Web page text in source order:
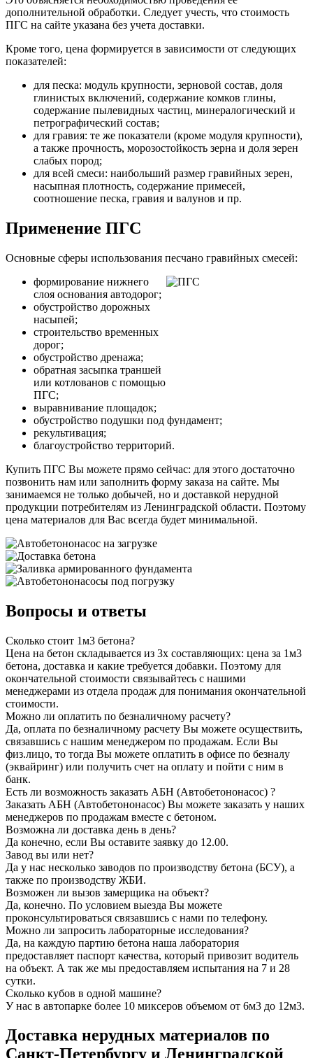
дополнительной обработки. Следует учесть, что стоимость
ПГС на сайте указана без учета доставки.
Кроме того, цена формируется в зависимости от следующих
показателей:
для песка: модуль крупности, зерновой состав, доля
глинистых включений, содержание комков глины,
содержание пылевидных частиц, минералогический и
петрографический состав;
для гравия: те же показатели (кроме модуля крупности),
а также прочность, морозостойкость зерна и доля зерен
слабых пород;
для всей смеси: наибольший размер гравийных зерен,
насыпная плотность, содержание примесей,
соотношение песка, гравия и валунов и пр.
Применение ПГС
Основные сферы использования песчано гравийных смесей:
формирование нижнего
слоя основания автодорог;
обустройство дорожных
насыпей;
строительство временных
дорог;
обустройство дренажа;
обратная засыпка траншей
или котлованов с помощью
ПГС;
выравнивание площадок;
обустройство подушки под фундамент;
рекультивация;
благоустройство территорий.
Купить ПГС Вы можете прямо сейчас: для этого достаточно
позвонить нам или заполнить форму заказа на сайте. Мы
занимаемся не только добычей, но и доставкой нерудной
продукции потребителям из Ленинградской области. Поэтому
цена материалов для Вас всегда будет минимальной.
Вопросы и ответы
Сколько стоит 1м3 бетона?
Цена на бетон складывается из 3х составляющих: цена за 1м3
бетона, доставка и какие требуется добавки. Поэтому для
окончательной стоимости связывайтесь с нашими
менеджерами из отдела продаж для понимания окончательной
стоимости.
Можно ли оплатить по безналичному расчету?
Да, оплата по безналичному расчету Вы можете осуществить,
связавшись с нашим менеджером по продажам. Если Вы
физ.лицо, то тогда Вы можете оплатить в офисе по безналу
(эквайринг) или получить счет на оплату и пойти с ним в
банк.
Есть ли возможность заказать АБН (Автобетононасос) ?
Заказать АБН (Автобетононасос) Вы можете заказать у наших
менеджеров по продажам вместе с бетоном.
Возможна ли доставка день в день?
Да конечно, если Вы оставите заявку до 12.00.
Завод вы или нет?
Да у нас несколько заводов по производству бетона (БСУ), а
также по производству ЖБИ.
Возможен ли вызов замерщика на объект?
Да, конечно. По условием выезда Вы можете
проконсультироваться связавшись с нами по телефону.
Можно ли запросить лабораторные исследования?
Да, на каждую партию бетона наша лаборатория
предоставляет паспорт качества, который привозит водитель
на объект. А так же мы предоставляем испытания на 7 и 28
сутки.
Сколько кубов в одной машине?
У нас в автопарке более 10 миксеров объемом от 6м3 до 12м3.
Доставка нерудных материалов по
Санкт-Петербургу и Ленинградской